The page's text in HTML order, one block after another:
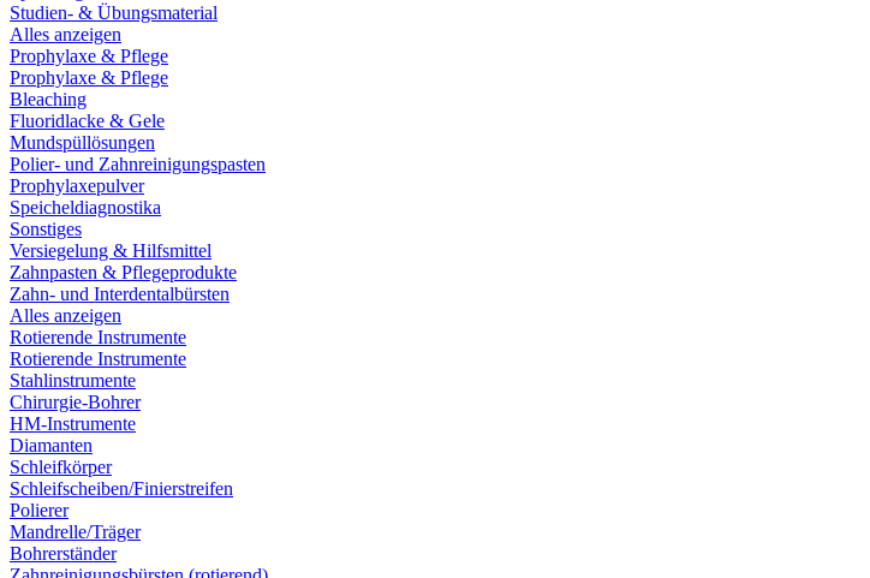
Studien- & Übungsmaterial
Alles anzeigen
Prophylaxe & Pflege
Prophylaxe & Pflege
Bleaching
Fluoridlacke & Gele
Mundspüllösungen
Polier- und Zahnreinigungspasten
Prophylaxepulver
Speicheldiagnostika
Sonstiges
Versiegelung & Hilfsmittel
Zahnpasten & Pflegeprodukte
Zahn- und Interdentalbürsten
Alles anzeigen
Rotierende Instrumente
Rotierende Instrumente
Stahlinstrumente
Chirurgie-Bohrer
HM-Instrumente
Diamanten
Schleifkörper
Schleifscheiben/Finierstreifen
Polierer
Mandrelle/Träger
Bohrerständer